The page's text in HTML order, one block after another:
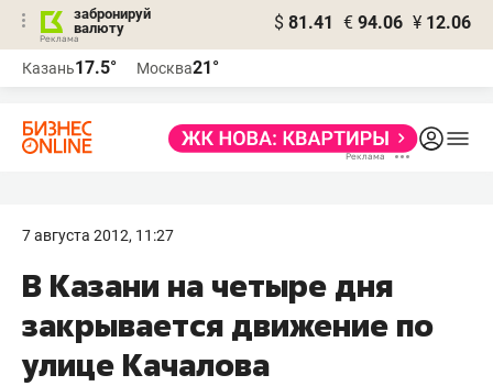
забронируй
валюту
$ 81.41 € 94.06 ¥ 12.06
Казань17.5° Москва21°
7 августа 2012, 11:27
В Казани на четыре дня
закрывается движение по
улице Качалова